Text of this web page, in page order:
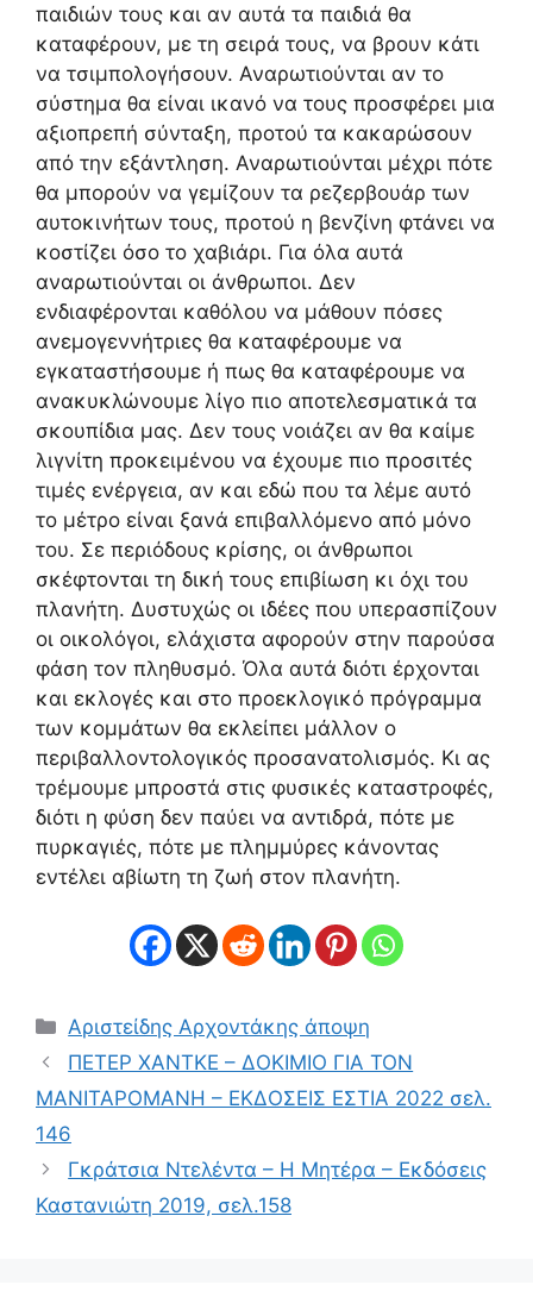
παιδιών τους και αν αυτά τα παιδιά θα
καταφέρουν, με τη σειρά τους, να βρουν κάτι
να τσιμπολογήσουν. Αναρωτιούνται αν το
σύστημα θα είναι ικανό να τους προσφέρει μια
αξιοπρεπή σύνταξη, προτού τα κακαρώσουν
από την εξάντληση. Αναρωτιούνται μέχρι πότε
θα μπορούν να γεμίζουν τα ρεζερβουάρ των
αυτοκινήτων τους, προτού η βενζίνη φτάνει να
κοστίζει όσο το χαβιάρι. Για όλα αυτά
αναρωτιούνται οι άνθρωποι. Δεν
ενδιαφέρονται καθόλου να μάθουν πόσες
ανεμογεννήτριες θα καταφέρουμε να
εγκαταστήσουμε ή πως θα καταφέρουμε να
ανακυκλώνουμε λίγο πιο αποτελεσματικά τα
σκουπίδια μας. Δεν τους νοιάζει αν θα καίμε
λιγνίτη προκειμένου να έχουμε πιο προσιτές
τιμές ενέργεια, αν και εδώ που τα λέμε αυτό
το μέτρο είναι ξανά επιβαλλόμενο από μόνο
του. Σε περιόδους κρίσης, οι άνθρωποι
σκέφτονται τη δική τους επιβίωση κι όχι του
πλανήτη. Δυστυχώς οι ιδέες που υπερασπίζουν
οι οικολόγοι, ελάχιστα αφορούν στην παρούσα
φάση τον πληθυσμό. Όλα αυτά διότι έρχονται
και εκλογές και στο προεκλογικό πρόγραμμα
των κομμάτων θα εκλείπει μάλλον ο
περιβαλλοντολογικός προσανατολισμός. Κι ας
τρέμουμε μπροστά στις φυσικές καταστροφές,
διότι η φύση δεν παύει να αντιδρά, πότε με
πυρκαγιές, πότε με πλημμύρες κάνοντας
εντέλει αβίωτη τη ζωή στον πλανήτη.
Κατηγορίες
Αριστείδης Αρχοντάκης άποψη
ΠΕΤΕΡ ΧΑΝΤΚΕ – ΔΟΚΙΜΙΟ ΓΙΑ ΤΟΝ
ΜΑΝΙΤΑΡΟΜΑΝΗ – ΕΚΔΟΣΕΙΣ ΕΣΤΙΑ 2022 σελ.
146
Γκράτσια Ντελέντα – Η Μητέρα – Εκδόσεις
Καστανιώτη 2019, σελ.158